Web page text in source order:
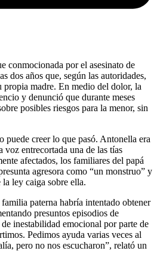
conmocionada por el asesinato de
dos años que, según las autoridades,
propia madre. En medio del dolor, la
y denunció que durante meses
posibles riesgos para la menor, sin
puede creer lo que pasó. Antonella era
voz entrecortada una de las tías
afectados, los familiares del papá
agresora como “un monstruo” y
ley caiga sobre ella.
paterna habría intentado obtener
presuntos episodios de
inestabilidad emocional por parte de
Pedimos ayuda varias veces al
pero no nos escucharon”, relató un